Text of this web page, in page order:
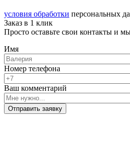
условия обработки персональных
Заказ в 1 клик
Просто оставьте свои контакты и
Имя
Номер телефона
Ваш комментарий
Отправить заявку